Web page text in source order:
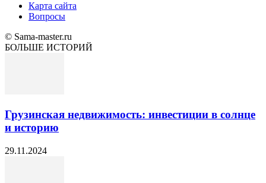
Карта сайта
Вопросы
© Sama-master.ru
БОЛЬШЕ ИСТОРИЙ
Грузинская недвижимость: инвестиции в солнце
и историю
29.11.2024